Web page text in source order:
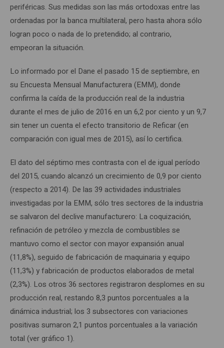
periféricas. Sus medidas son las más ortodoxas entre las
ordenadas por la banca multilateral, pero hasta ahora sólo
logran poco o nada de lo pretendido; al contrario,
empeoran la situación.
Lo informado por el Dane el pasado 15 de septiembre, en
su Encuesta Mensual Manufacturera (EMM), donde
confirma la caída de la producción real de la industria
durante el mes de julio de 2016 en un 6,2 por ciento y un 9,7
sin tener un cuenta el efecto transitorio de Reficar (en
comparación con igual mes de 2015), así lo certifica.
El dato del séptimo mes contrasta con el de igual período
del 2015, cuando alcanzó un crecimiento de 0,9 por ciento
(respecto a 2014). De las 39 actividades industriales
investigadas por la EMM, sólo tres sectores de la industria
se salvaron del declive manufacturero: La coquización,
refinación de petróleo y mezcla de combustibles se
mantuvo como el sector con mayor expansión anual
(11,8%), seguido de fabricación de maquinaria y equipo
(11,3%) y fabricación de productos elaborados de metal
(2,3%). Los otros 36 sectores registraron desplomes en su
producción real, restando 8,3 puntos porcentuales a la
dinámica industrial; los 3 subsectores con variaciones
positivas sumaron 2,1 puntos porcentuales a la variación
total (ver gráfico 1).